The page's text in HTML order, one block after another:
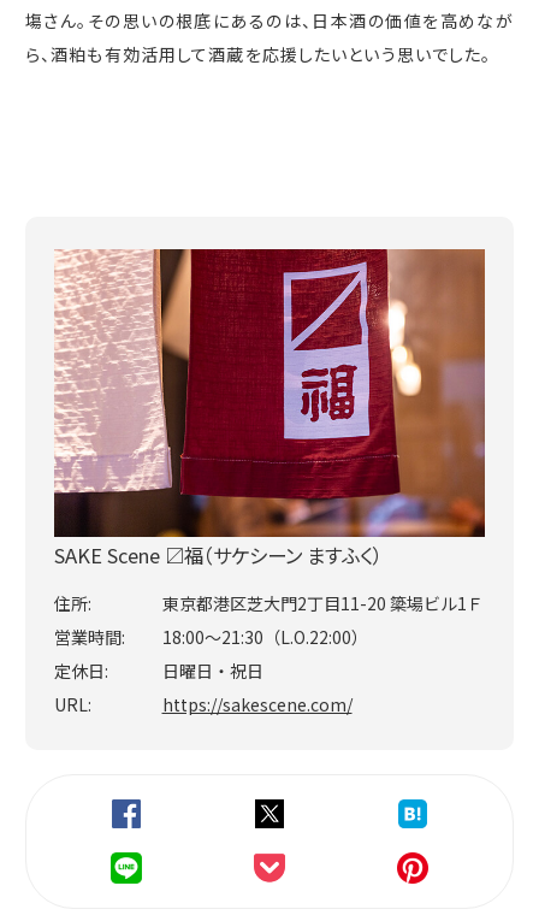
塲さん。その思いの根底にあるのは、日本酒の価値を高めなが
ら、酒粕も有効活用して酒蔵を応援したいという思いでした。
SAKE Scene 〼福（サケシーン ますふく）
住所:
東京都港区芝大門2丁目11-20 簗場ビル1Ｆ
営業時間:
18:00〜21:30（L.O.22:00）
定休日:
日曜日・祝日
URL:
https://sakescene.com/